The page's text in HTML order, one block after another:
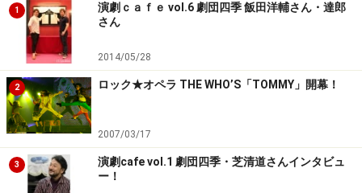
1
演劇ｃａｆｅ vol.6 劇団四季 飯田洋輔さん・達郎
さん
2014/05/28
2 ロック★オペラ THE WHO’S「TOMMY」開幕！
2007/03/17
3
演劇cafe vol.1 劇団四季・芝清道さんインタビュ
ー！